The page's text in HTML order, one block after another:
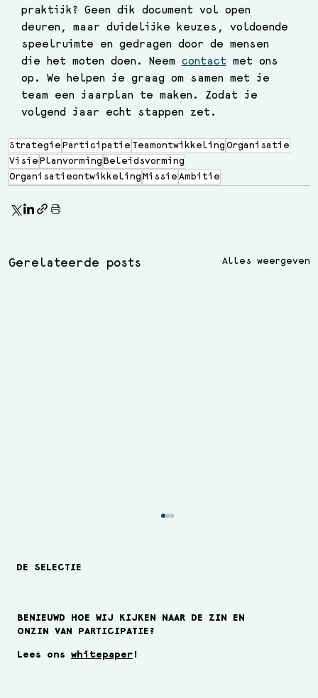
praktijk? Geen dik document vol open
deuren, maar duidelijke keuzes, voldoende
speelruimte en gedragen door de mensen
die het moten doen. Neem contact met ons
op. We helpen je graag om samen met je
team een jaarplan te maken. Zodat je
volgend jaar echt stappen zet.
Strategie Participatie Teamontwikkeling Organisatie
Visie Planvorming Beleidsvorming
Organisatieontwikkeling Missie Ambitie
Gerelateerde posts Alles weergeven
DE SELECTIE
BENIEUWD HOE WIJ KIJKEN NAAR DE ZIN EN
ONZIN VAN PARTICIPATIE?
Lees ons whitepaper!